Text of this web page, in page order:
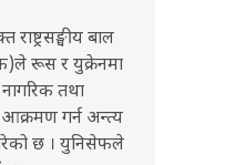
बाल
रूस र युक्रेनमा
तथा
आक्रमण गर्न अन्त्य
छ । युनिसेफले